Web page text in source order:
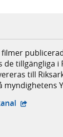
tillgängliga
till
- extern
webbplats,